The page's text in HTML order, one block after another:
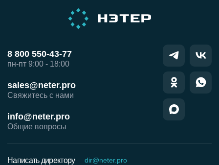
8 800 550-43-77
пн-пт 9:00 - 18:00
sales@neter.pro
Свяжитесь с нами
info@neter.pro
Общие вопросы
Написать директору
dir@neter.pro